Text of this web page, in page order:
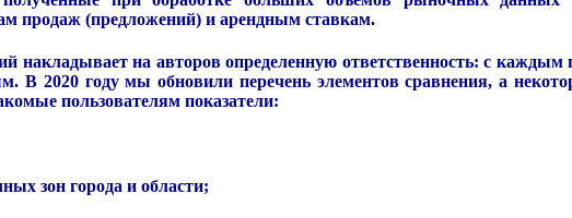
продаж (предложений) и арендным ставкам.
накладывает на авторов определенную ответственность: с
В 2020 году мы обновили перечень элементов сравнения, а
пользователям показатели:
зон города и области;